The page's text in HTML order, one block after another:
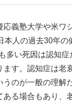
応義塾大学や米ワ
本人の過去30年の
多い死因は認知
ます。認知症は老
うのが一般の理解
ある場合もあり、